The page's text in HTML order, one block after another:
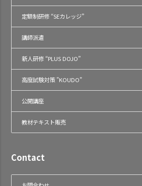
定額制研修 “SEカレッジ”
講師派遣
新人研修 “PLUS DOJO”
高度試験対策 "KOUDO"
公開講座
教材テキスト販売
Contact